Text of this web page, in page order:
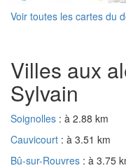
Voir toutes les cartes du
Villes aux
Sylvain
Soignolles : à 2.88 km
Cauvicourt : à 3.51 km
Bû-sur-Rouvres : à 3.75